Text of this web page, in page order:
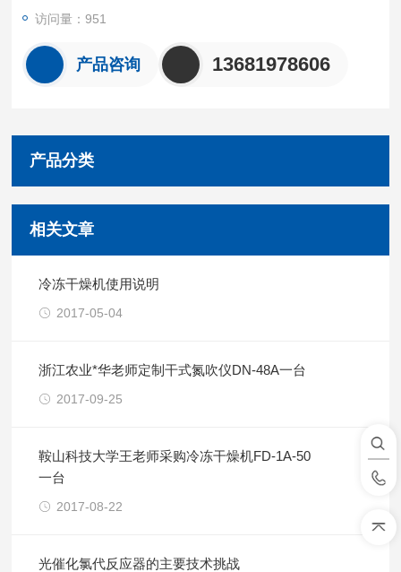
访问量：951
产品咨询 13681978606
产品分类
相关文章
冷冻干燥机使用说明
2017-05-04
浙江农业*华老师定制干式氮吹仪DN-48A一台
2017-09-25
鞍山科技大学王老师采购冷冻干燥机FD-1A-50
一台
2017-08-22
光催化氯代反应器的主要技术挑战